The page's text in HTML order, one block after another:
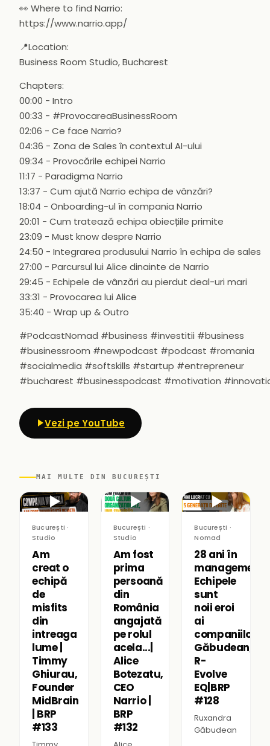
👀 Where to find Narrio:
https://www.narrio.app/
📍Location:
Business Room Studio, Bucharest
Chapters:
00:00 - Intro
00:33 - #ProvocareaBusinessRoom
02:06 - Ce face Narrio?
04:36 - Zona de Sales în contextul AI-ului
09:34 - Provocările echipei Narrio
11:17 - Paradigma Narrio
13:37 - Cum ajută Narrio echipa de vânzări?
18:04 - Onboarding-ul în compania Narrio
20:01 - Cum tratează echipa obiecțiile primite
23:09 - Must know despre Narrio
24:50 - Integrarea produsului Narrio în echipa de sales
27:00 - Parcursul lui Alice dinainte de Narrio
29:45 - Echipele de vânzări au pierdut deal-uri mari
33:31 - Provocarea lui Alice
35:40 - Wrap up & Outro
#PodcastNomad #business #investitii #business
#businessroom #newpodcast #podcast #romania
#socialmedia #softskills #startup #entrepreneur
#bucharest #businesspodcast #motivation
Vezi pe YouTube
MAI MULTE DIN BUCUREȘTI
▶
București ·
Studio
Am
creat o
echipă
de
misfits
din
intreaga
lume |
Timmy
Ghiurau,
Founder
MidBrain
| BRP
#133
▶
București ·
Studio
Am fost
prima
persoană
din
România
angajată
pe rolul
acela...|
Alice
Botezatu,
CEO
Narrio |
BRP
#132
▶
București ·
Nomad
28 ani în
management:
Echipele
sunt
noii eroi
ai
Găbudean,
R-
Evolve
EQ|BRP
#128
Ruxandra
Găbudean